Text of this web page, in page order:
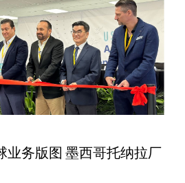
2月，公司也入选S&P Global的
获全球评分最佳1%的荣誉。
业务版图 墨西哥托纳拉厂